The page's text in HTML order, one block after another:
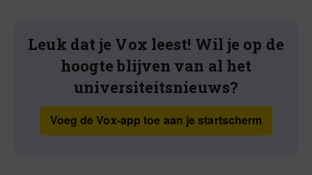
Leuk dat je Vox leest! Wil je op de
hoogte blijven van al het
universiteitsnieuws?
Voeg de Vox-app toe aan je startscherm